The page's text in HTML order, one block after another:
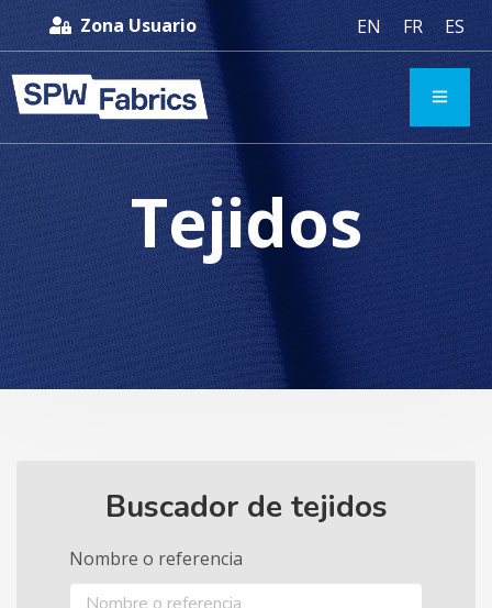
Zona Usuario EN FR ES
Tejidos
Buscador de tejidos
Nombre o referencia